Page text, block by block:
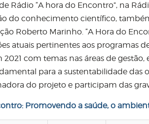
Rádio “A hora do Encontro”, na
do conhecimento científico,
Roberto Marinho. “A Hora do
atuais pertinentes aos programas
com temas nas áreas de
para a sustentabilidade das
do projeto e participam das
Promovendo a saúde, o